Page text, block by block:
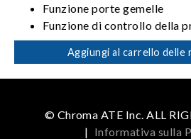
Funzione porte gemelle
Funzione di controllo della
difetti nei contatti o del
nel dispositivo sotto test
Check)
Aggiungi al carrello delle
© Chroma ATE Inc. ALL
| Informativa sulla